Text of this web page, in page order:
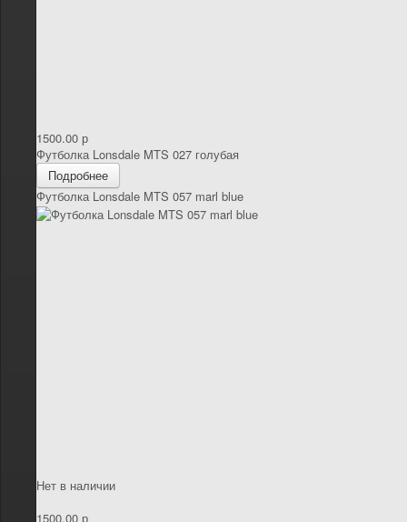
1500.00 р
Футболка Lonsdale MTS 027 голубая
Подробнее
Футболка Lonsdale MTS 057 marl blue
Нет в наличии
1500.00 р